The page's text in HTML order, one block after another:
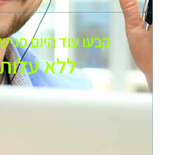
קבעו עוד היום
ללא